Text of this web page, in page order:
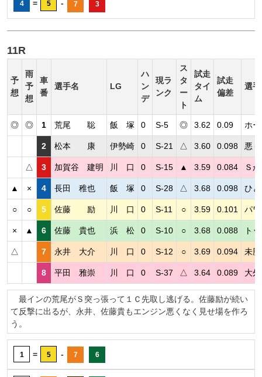
4 = 5 - 7 3
11R
予
想
雨
予
想
車
番
選手名 LG
ハ
ン
デ
現ラ
ンク
ス
タ
ー
ト
試走
タイ
ム
試走
偏差
選
◎ ◎ 1 荒尾 聡 飯 塚 0 S-5 ◎ 3.62 0.09 ホ
2 松本 康 伊勢崎 0 S-21 △ 3.60 0.098 悪
△ 3 加賀谷 建明 川 口 0 S-15 ▲ 3.59 0.084 Ｓ
▲ × 4 長田 稚也 飯 塚 0 S-28 △ 3.68 0.098 ひ
○ ○ 5 佐藤 励 川 口 0 S-11 ○ 3.59 0.101 パ
× ▲ 6 佐藤 貴也 浜 松 0 S-10 ○ 3.68 0.088 ト
△ 7 永井 大介 川 口 0 S-12 ○ 3.69 0.094 未
8 平田 雅崇 川 口 0 S-37 △ 3.64 0.089 大
最インの荒尾がＳ突っ張って１Ｃ先取し逃げる。佐藤励が続い
て反撃に出るが、永井、佐藤貴もエンジン悪くなく見せ場を作ろ
う。
1 = 5 - 7 6